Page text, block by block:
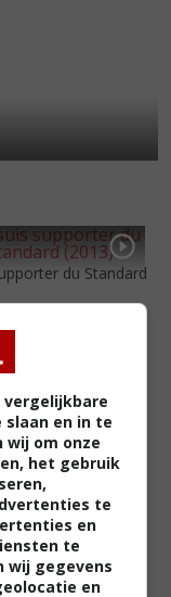
du Standard
en in te
wij om onze
het gebruik
te
en
te
wij gegevens
en